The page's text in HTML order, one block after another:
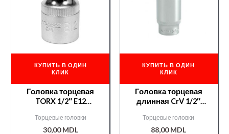
КУПИТЬ В ОДИН
КЛИК
Головка торцевая
TORX 1/2″ E12
Торцевые головки
30,00MDL
КУПИТЬ В ОДИН
КЛИК
Головка торцевая
длинная CrV 1/2″
Торцевые головки
88,00MDL